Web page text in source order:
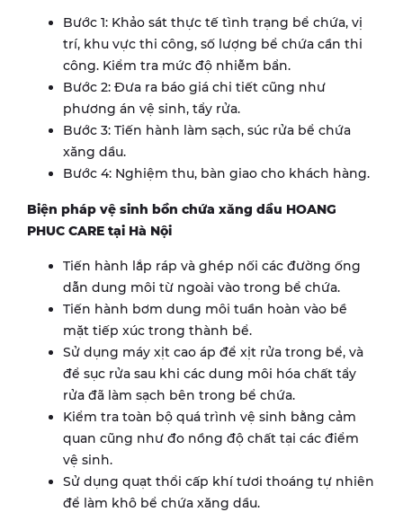
Bước 1: Khảo sát thực tế tình trạng bể chứa, vị
trí, khu vực thi công, số lượng bể chứa cần thi
công. Kiểm tra mức độ nhiễm bẩn.
Bước 2: Đưa ra báo giá chi tiết cũng như
phương án vệ sinh, tẩy rửa.
Bước 3: Tiến hành làm sạch, súc rửa bể chứa
xăng dầu.
Bước 4: Nghiệm thu, bàn giao cho khách hàng.
Biện pháp vệ sinh bồn chứa xăng dầu HOANG
PHUC CARE tại Hà Nội
Tiến hành lắp ráp và ghép nối các đường ống
dẫn dung môi từ ngoài vào trong bể chứa.
Tiến hành bơm dung môi tuần hoàn vào bề
mặt tiếp xúc trong thành bể.
Sử dụng máy xịt cao áp để xịt rửa trong bể, và
để sục rửa sau khi các dung môi hóa chất tẩy
rửa đã làm sạch bên trong bể chứa.
Kiểm tra toàn bộ quá trình vệ sinh bằng cảm
quan cũng như đo nồng độ chất tại các điểm
vệ sinh.
Sử dụng quạt thổi cấp khí tươi thoáng tự nhiên
để làm khô bể chứa xăng dầu.